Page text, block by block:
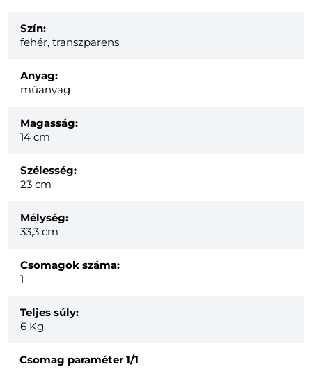
Szín:
fehér, transzparens
Anyag:
műanyag
Magasság:
14 cm
Szélesség:
23 cm
Mélység:
33,3 cm
Csomagok száma:
1
Teljes súly:
6 Kg
Csomag paraméter1/1